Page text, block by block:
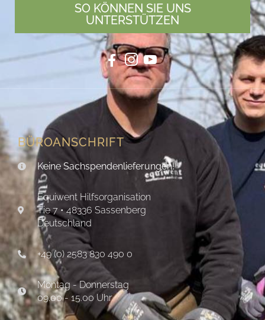
SO KÖNNEN SIE UNS
UNTERSTÜTZEN
BÜROANSCHRIFT
Keine Sachspendenlieferungen!
Equiwent Hilfsorganisation
Tie 7 • 48336 Sassenberg
Deutschland
+49 (0) 2583 830 490 0
Montag - Donnerstag
09.00 - 15.00 Uhr